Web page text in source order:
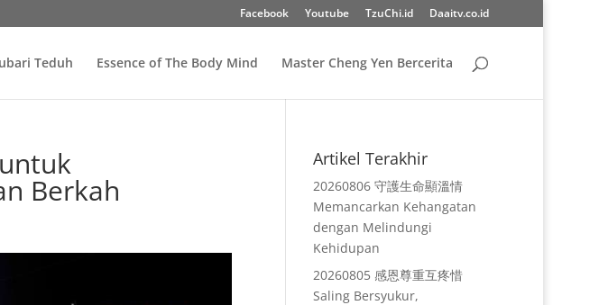
Facebook Youtube TzuChi.id Daaitv.co.id
Teduh Essence of The Body Mind Master Cheng Yen Bercerita
Berkah
Artikel Terakhir
20260806 守護生命顯溫情
Memancarkan Kehangatan
dengan Melindungi
Kehidupan
20260805 感恩尊重互疼惜
Saling Bersyukur,